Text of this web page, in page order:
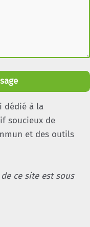
dédié à la
soucieux de
et des outils
ce site est sous